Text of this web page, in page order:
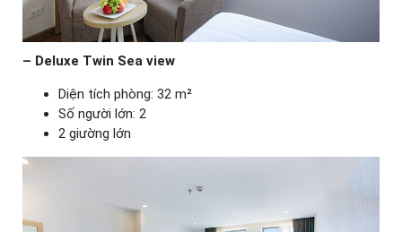
– Deluxe Twin Sea view
Diện tích phòng: 32 m²
Số người lớn: 2
2 giường lớn